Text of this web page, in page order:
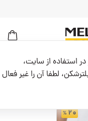
در استفاده از سایت،
لطفا آن را غیر فعال
شلوارک ورزشی مردانه
۲۰